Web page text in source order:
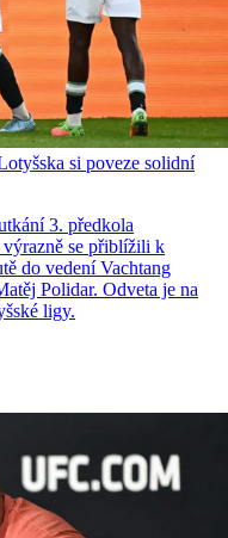
si poveze solidní
3. předkola
se přiblížili k
do vedení Vachtang
Polidar. Odveta je na
ligy.